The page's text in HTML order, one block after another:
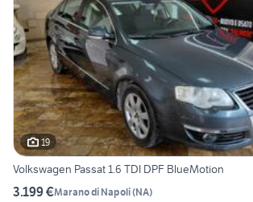
19
Volkswagen Passat 1.6 TDI DPF BlueMotion
3.199 €Marano di Napoli(NA)